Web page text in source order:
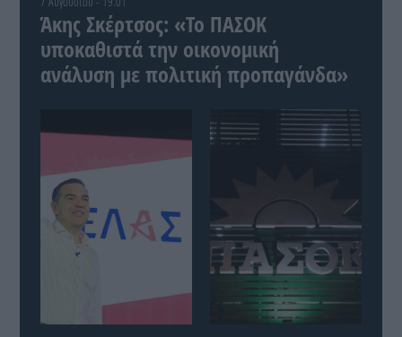
Άκης Σκέρτσος: «Το ΠΑΣΟΚ
υποκαθιστά την οικονομική
ανάλυση με πολιτική προπαγάνδα»